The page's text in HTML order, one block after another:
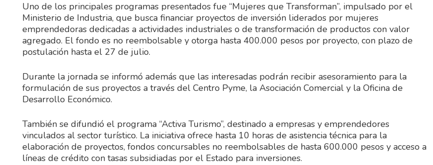
Uno de los principales programas presentados fue “Mujeres que Transforman”, impulsado por el
Ministerio de Industria, que busca financiar proyectos de inversión liderados por mujeres
emprendedoras dedicadas a actividades industriales o de transformación de productos con valor
agregado. El fondo es no reembolsable y otorga hasta 400.000 pesos por proyecto, con plazo de
postulación hasta el 27 de julio.
Durante la jornada se informó además que las interesadas podrán recibir asesoramiento para la
formulación de sus proyectos a través del Centro Pyme, la Asociación Comercial y la Oficina de
Desarrollo Económico.
También se difundió el programa “Activa Turismo”, destinado a empresas y emprendedores
vinculados al sector turístico. La iniciativa ofrece hasta 10 horas de asistencia técnica para la
elaboración de proyectos, fondos concursables no reembolsables de hasta 600.000 pesos y acceso a
líneas de crédito con tasas subsidiadas por el Estado para inversiones.